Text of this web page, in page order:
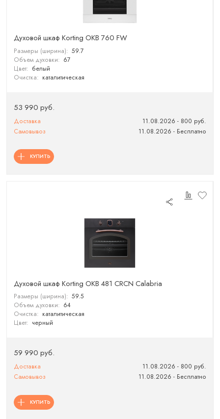
Духовой шкаф Korting OKB 760 FW
Размеры (ширина): 59.7
Объем духовки: 67
Цвет: белый
Очистка: каталитическая
53 990 руб.
Доставка
11.08.2026 - 800 руб.
Самовывоз
11.08.2026 - Бесплатно
КУПИТЬ
Духовой шкаф Korting OKB 481 CRCN Calabria
Размеры (ширина): 59.5
Объем духовки: 64
Очистка: каталитическая
Цвет: черный
59 990 руб.
Доставка
11.08.2026 - 800 руб.
Самовывоз
11.08.2026 - Бесплатно
КУПИТЬ